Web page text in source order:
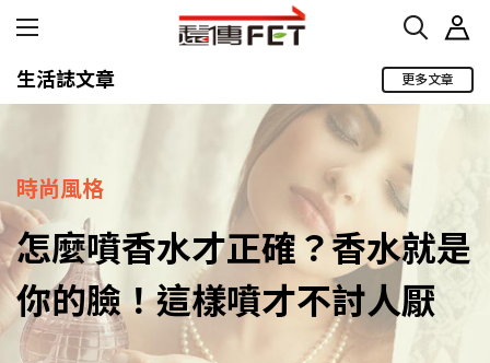
生活誌文章 更多文章
時尚風格
怎麼噴香水才正確？香水就是
你的臉！這樣噴才不討人厭